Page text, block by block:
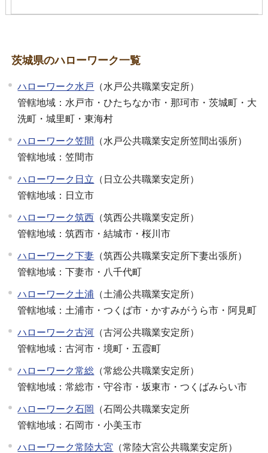
茨城県のハローワーク一覧
ハローワーク水戸 （水戸公共職業安定所）
管轄地域：水戸市・ひたちなか市・那珂市・茨城町・大
洗町・城里町・東海村
ハローワーク笠間
（水戸公共職業安定所笠間出張所）
管轄地域：笠間市
ハローワーク日立 （日立公共職業安定所）
管轄地域：日立市
ハローワーク筑西 （筑西公共職業安定所）
管轄地域：筑西市・結城市・桜川市
ハローワーク下妻 （筑西公共職業安定所下妻出張所）
管轄地域：下妻市・八千代町
ハローワーク土浦 （土浦公共職業安定所）
管轄地域：土浦市・つくば市・かすみがうら市・阿見町
ハローワーク古河 （古河公共職業安定所）
管轄地域：古河市・境町・五霞町
ハローワーク常総 （常総公共職業安定所）
管轄地域：常総市・守谷市・坂東市・つくばみらい市
ハローワーク石岡
（石岡公共職業安定所
管轄地域：石岡市・小美玉市
ハローワーク常陸大宮 （常陸大宮公共職業安定所）